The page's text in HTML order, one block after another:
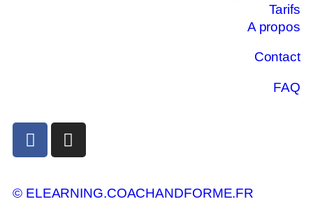
Tarifs
A propos
Contact
FAQ
© ELEARNING.COACHANDFORME.FR